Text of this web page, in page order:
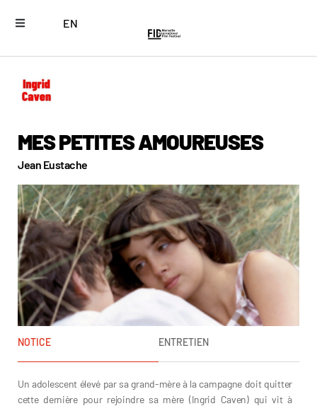
EN
MES PETITES AMOUREUSES
Jean Eustache
NOTICE ENTRETIEN
Un adolescent élevé par sa grand-mère à la campagne doit quitter
cette dernière pour rejoindre sa mère (Ingrid Caven) qui vit à